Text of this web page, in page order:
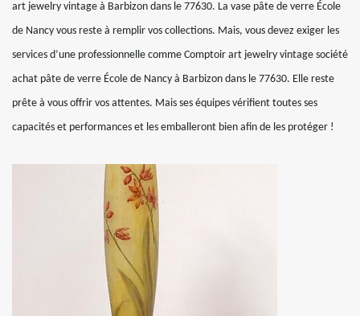
art jewelry vintage à Barbizon dans le 77630. La vase pâte de verre École
de Nancy vous reste à remplir vos collections. Mais, vous devez exiger les
services d’une professionnelle comme Comptoir art jewelry vintage société
achat pâte de verre École de Nancy à Barbizon dans le 77630. Elle reste
prête à vous offrir vos attentes. Mais ses équipes vérifient toutes ses
capacités et performances et les emballeront bien afin de les protéger !